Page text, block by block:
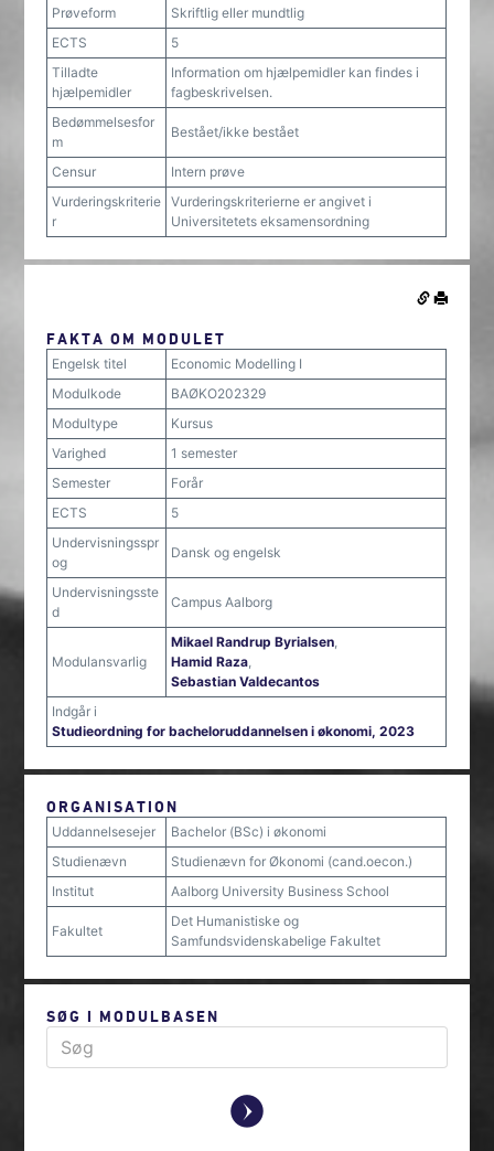
Prøveform
Skriftlig eller mundtlig
ECTS
5
Tilladte
hjælpemidler
Information om hjælpemidler kan findes i
fagbeskrivelsen.
Bedømmelsesfor
m
Bestået/ikke bestået
Censur
Intern prøve
Vurderingskriterie
r
Vurderingskriterierne er angivet i
Universitetets eksamensordning
FAKTA OM MODULET
Engelsk titel
Economic Modelling I
Modulkode
BAØKO202329
Modultype
Kursus
Varighed
1 semester
Semester
Forår
ECTS
5
Undervisningsspr
og
Dansk og engelsk
Undervisningsste
d
Campus Aalborg
Modulansvarlig
Mikael Randrup Byrialsen,
Hamid Raza,
Sebastian Valdecantos
Indgår i
Studieordning for bacheloruddannelsen i økonomi, 2023
ORGANISATION
Uddannelsesejer
Bachelor (BSc) i økonomi
Studienævn
Studienævn for Økonomi (cand.oecon.)
Institut
Aalborg University Business School
Fakultet
Det Humanistiske og
Samfundsvidenskabelige Fakultet
SØG I MODULBASEN
y